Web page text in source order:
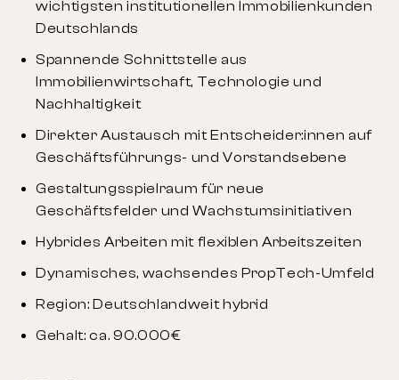
wichtigsten institutionellen Immobilienkunden
Deutschlands
Spannende Schnittstelle aus
Immobilienwirtschaft, Technologie und
Nachhaltigkeit
Direkter Austausch mit Entscheider:innen auf
Geschäftsführungs- und Vorstandsebene
Gestaltungsspielraum für neue
Geschäftsfelder und Wachstumsinitiativen
Hybrides Arbeiten mit flexiblen Arbeitszeiten
Dynamisches, wachsendes PropTech-Umfeld
Region: Deutschlandweit hybrid
Gehalt: ca. 90.000€